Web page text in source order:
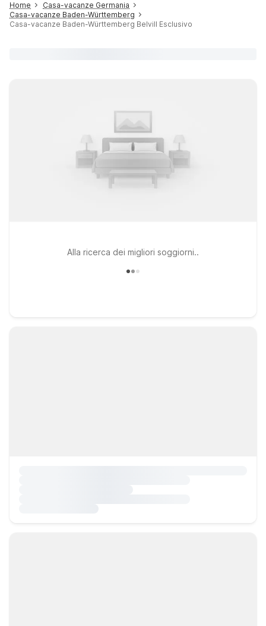
Home
Casa-vacanze Germania
Casa-vacanze Baden-Württemberg
Casa-vacanze Baden-Württemberg Belvill Esclusivo
Alla ricerca dei migliori soggiorni..